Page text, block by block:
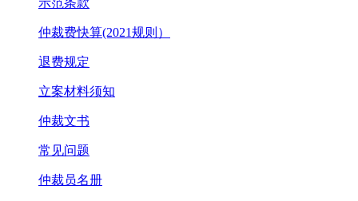
示范条款
仲裁费快算(2021规则）
退费规定
立案材料须知
仲裁文书
常见问题
仲裁员名册